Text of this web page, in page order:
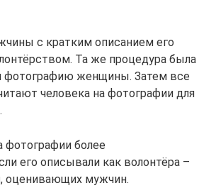
с кратким описанием его
Та же процедура была
фотографию женщины. Затем все
человека на фотографии для
фотографии более
его описывали как волонтёра –
оценивающих мужчин.